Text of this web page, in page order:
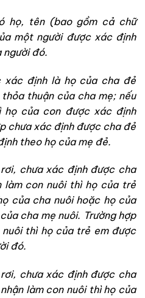
họ, tên (bao gồm cả chữ
một người được xác định
người đó.
xác định là họ của cha đẻ
thuận của cha mẹ; nếu
họ của con được xác định
chưa xác định được cha đẻ
theo họ của mẹ đẻ.
chưa xác định được cha
con nuôi thì họ của trẻ
của cha nuôi hoặc họ của
cha mẹ nuôi. Trường hợp
thì họ của trẻ em được
đó.
chưa xác định được cha
làm con nuôi thì họ của